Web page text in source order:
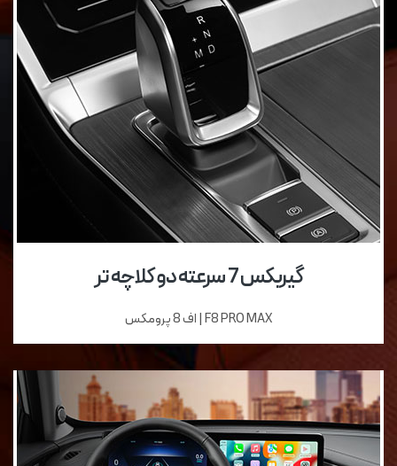
گیربکس 7 سرعته دو کلاچه تر
F8 PRO MAX | اف 8 پرومکس